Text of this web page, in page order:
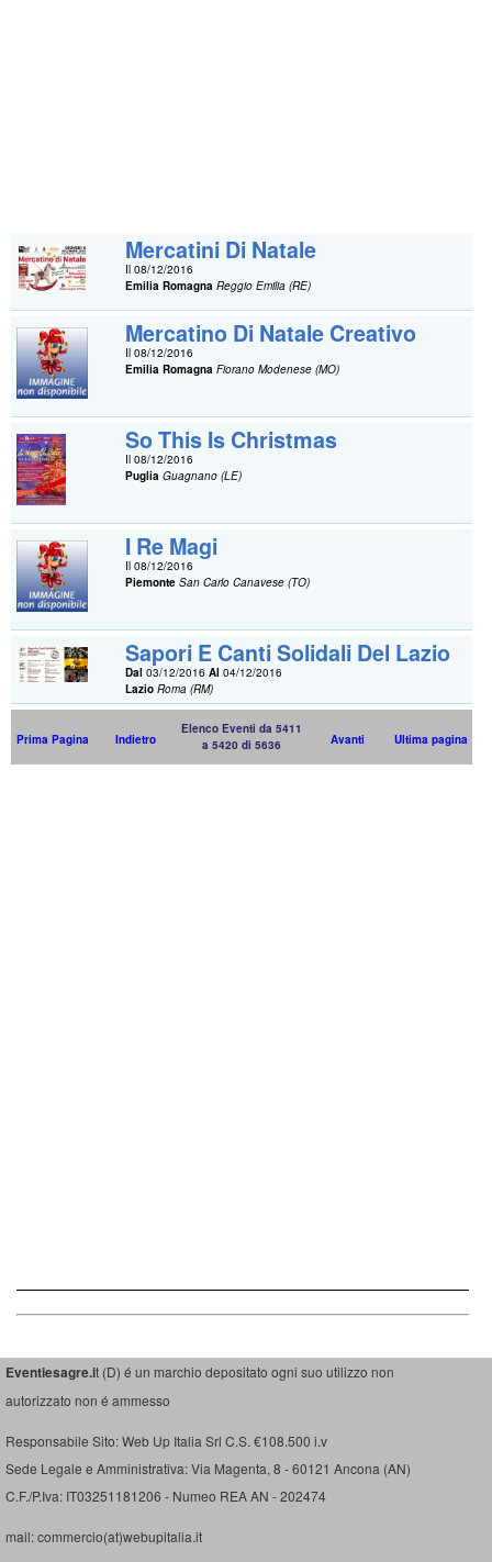
Mercatini Di Natale
Il 08/12/2016
Emilia Romagna Reggio Emilia (RE)
Mercatino Di Natale Creativo
Il 08/12/2016
Emilia Romagna Fiorano Modenese (MO)
So This Is Christmas
Il 08/12/2016
Puglia Guagnano (LE)
I Re Magi
Il 08/12/2016
Piemonte San Carlo Canavese (TO)
Sapori E Canti Solidali Del Lazio
Dal 03/12/2016Al 04/12/2016
Lazio Roma (RM)
Prima Pagina Indietro
Elenco Eventi da 5411
a 5420 di 5636
Avanti Ultima pagina
Eventiesagre.it (D) é un marchio depositato ogni suo utilizzo non
autorizzato non é ammesso
Responsabile Sito: Web Up Italia Srl C.S. €108.500 i.v
Sede Legale e Amministrativa: Via Magenta, 8 - 60121 Ancona (AN)
C.F./P.Iva: IT03251181206 - Numeo REA AN - 202474
mail: commercio(at)webupitalia.it